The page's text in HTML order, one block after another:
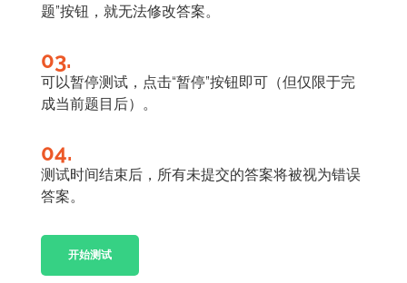
题”按钮，就无法修改答案。
03.
可以暂停测试，点击“暂停”按钮即可（但仅限于完
成当前题目后）。
04.
测试时间结束后，所有未提交的答案将被视为错误
答案。
开始测试